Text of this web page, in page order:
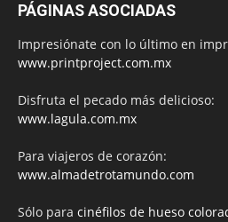
PÁGINAS ASOCIADAS
Impresiónate con lo último en
www.printproject.com.mx
Disfruta el pecado más delicioso:
www.lagula.com.mx
Para viajeros de corazón:
www.almadetrotamundo.com
Sólo para cinéfilos de hueso